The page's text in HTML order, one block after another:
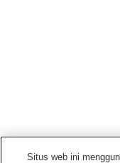
Situs web ini